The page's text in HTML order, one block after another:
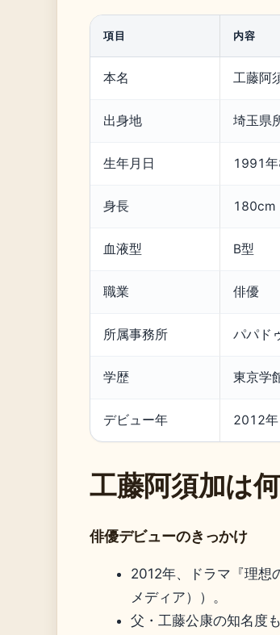
項目 内容
本名 工藤阿
出身地 埼玉県
生年月日 1991
身長 180cm
血液型 B型
職業 俳優
所属事務所 パパド
学歴 東京学
デビュー年 2012年
工藤阿須加は
俳優デビューのきっかけ
2012年、ドラマ『理想
メディア））。
父・工藤公康の知名度